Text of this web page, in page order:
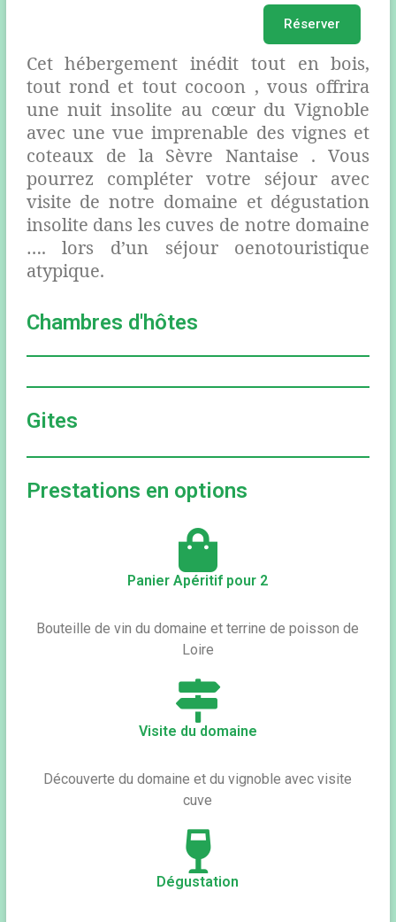
Réserver
Cet hébergement inédit tout en bois,
tout rond et tout cocoon , vous offrira
une nuit insolite au cœur du Vignoble
avec une vue imprenable des vignes et
coteaux de la Sèvre Nantaise . Vous
pourrez compléter votre séjour avec
visite de notre domaine et dégustation
insolite dans les cuves de notre domaine
…. lors d’un séjour oenotouristique
atypique.
Chambres d'hôtes
Gites
Prestations en options
Panier Apéritif pour 2
Bouteille de vin du domaine et terrine de poisson de
Loire
Visite du domaine
Découverte du domaine et du vignoble avec visite
cuve
Dégustation